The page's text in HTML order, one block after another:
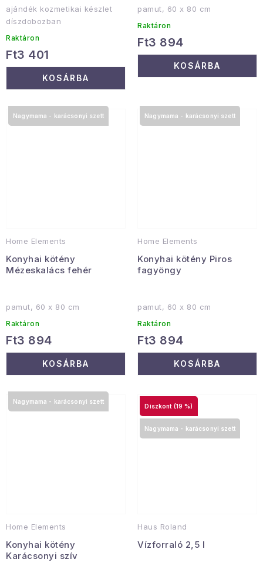
ajándék kozmetikai készlet
díszdobozban
Raktáron
Ft3 401
KOSÁRBA
pamut, 60 x 80 cm
Raktáron
Ft3 894
KOSÁRBA
Home Elements
Konyhai kötény
Mézeskalács fehér
Nagymama - karácsonyi szett
pamut, 60 x 80 cm
Raktáron
Ft3 894
KOSÁRBA
Home Elements
Konyhai kötény Piros
fagyöngy
Nagymama - karácsonyi szett
pamut, 60 x 80 cm
Raktáron
Ft3 894
KOSÁRBA
Home Elements
Konyhai kötény
Karácsonyi szív
Nagymama - karácsonyi szett
Haus Roland
Vízforraló 2,5 l
(19 %)
Nagymama - karácsonyi szett